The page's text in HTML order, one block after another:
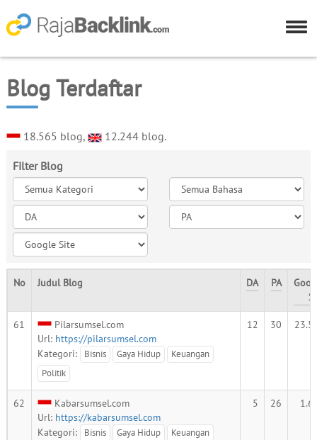
Blog Terdaftar
18.565 blog, 12.244 blog.
Filter Blog
No Judul Blog DA PA
61
Pilarsumsel.com
Url: https://pilarsumsel.com
Kategori:
Bisnis Gaya Hidup
Keuangan
Politik
12 30
62
Kabarsumsel.com
Url: https://kabarsumsel.com
Kategori:
Bisnis Gaya Hidup
Keuangan
5 26